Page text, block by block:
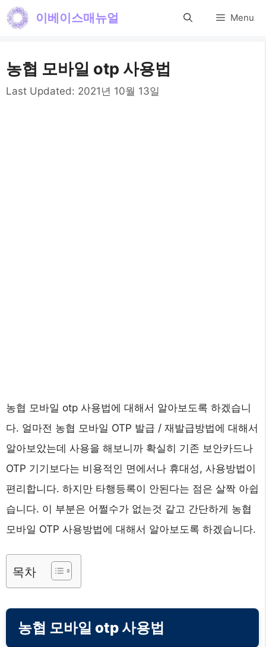
컨
로
건
이베이스매뉴얼 Menu
농협 모바일 otp 사용법
Last Updated: 2021년 10월 13일
농협 모바일 otp 사용법에 대해서 알아보도록 하겠습니
다. 얼마전 농협 모바일 OTP 발급 / 재발급방법에 대해서
알아보았는데 사용을 해보니까 확실히 기존 보안카드나
OTP 기기보다는 비용적인 면에서나 휴대성, 사용방법이
편리합니다. 하지만 타행등록이 안된다는 점은 살짝 아쉽
습니다. 이 부분은 어쩔수가 없는것 같고 간단하게 농협
모바일 OTP 사용방법에 대해서 알아보도록 하겠습니다.
목차
농협 모바일 otp 사용법